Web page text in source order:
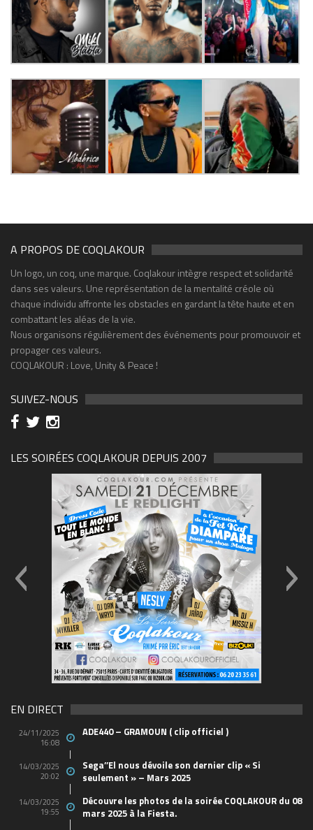
A PROPOS DE COQLAKOUR
Un logo, un coq, une marque. Coqlakour intègre respect et solidarité
dans ses valeurs. Une représentation de la mentalité créole où
chaque individu affronte les obstacles en gardant la tête haute et en
combattant les aléas de la vie.
Nous organisons régulièrement des événements pour promouvoir et
propager ces valeurs.
COQLAKOUR : Love, Unity & Peace !
SUIVEZ-NOUS
LES SOIRÉES COQLAKOUR DEPUIS 2007
(1)
EN DIRECT
24/11/2025
16:08
ADE440 – GRAMOUN ( clip officiel )
14/03/2025
20:02
Sega’’El nous dévoile son dernier clip « Si
seulement » – Mars 2025
14/03/2025
19:55
Découvre les photos de la soirée COQLAKOUR du 08
mars 2025 à la Fiesta.